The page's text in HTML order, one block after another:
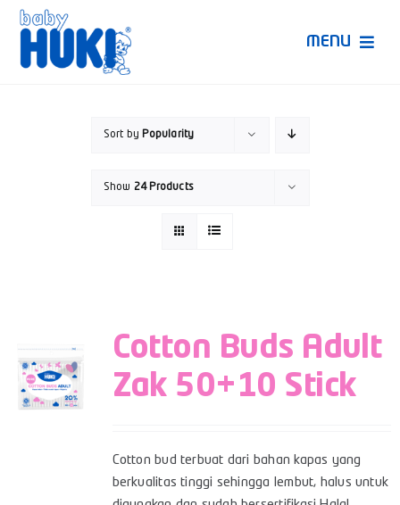
Skip
content
MENU
Sort by Popularity
Show 24 Products
Cotton Buds Adult
Zak 50+10 Stick
Cotton bud terbuat dari bahan kapas yang
berkualitas tinggi sehingga lembut, halus untuk